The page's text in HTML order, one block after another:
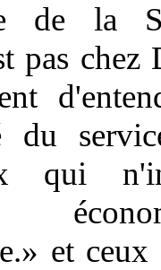
de la
pas chez
du
qui
et